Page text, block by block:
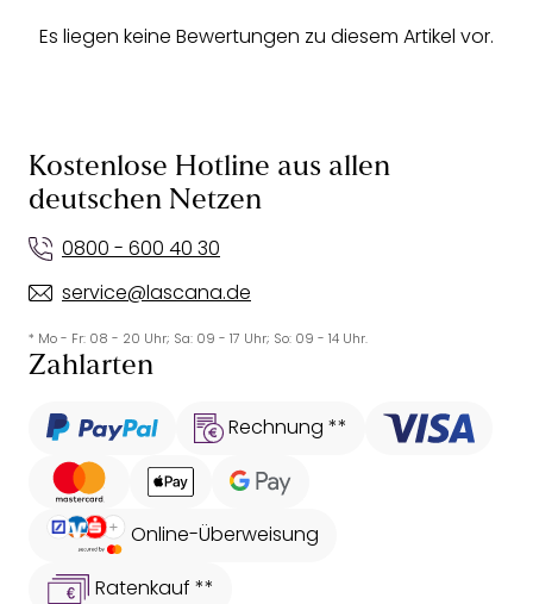
Es liegen keine Bewertungen zu diesem Artikel vor.
Kostenlose Hotline aus allen
deutschen Netzen
0800 - 600 40 30
service@lascana.de
* Mo - Fr: 08 - 20 Uhr; Sa: 09 - 17 Uhr; So: 09 - 14 Uhr.
Zahlarten
Rechnung **
Online-Überweisung
Ratenkauf **